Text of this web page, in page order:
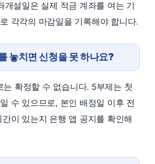
개설일은 실제 적금 계좌를 여는 기
각각의 마감일을 기록해야 합니다.
놓치면 신청을 못 하나요?
는 확정할 수 없습니다. 5부제는 첫
수 있으므로, 본인 배정일 이후 전
이 있는지 은행 앱 공지를 확인해